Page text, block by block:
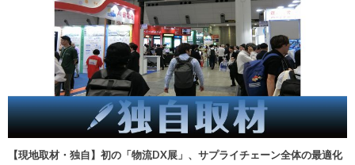
【現地取材・独自】初の「物流DX展」、サプライチェーン全体の最適化